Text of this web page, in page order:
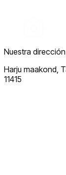
Nuestra dirección
Harju maakond,
11415